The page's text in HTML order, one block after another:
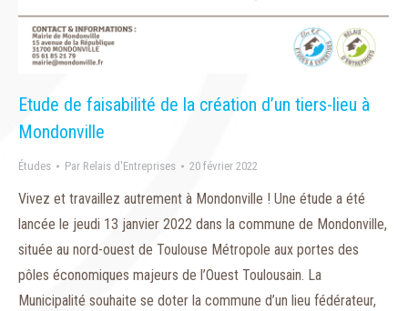
Etude de faisabilité de la création d’un tiers-lieu à
Mondonville
Études Par Relais d'Entreprises 20 février 2022
Vivez et travaillez autrement à Mondonville ! Une étude a été
lancée le jeudi 13 janvier 2022 dans la commune de Mondonville,
située au nord-ouest de Toulouse Métropole aux portes des
pôles économiques majeurs de l’Ouest Toulousain. La
Municipalité souhaite se doter la commune d’un lieu fédérateur,